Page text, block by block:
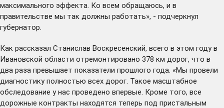
максимального эффекта. Ко всем обращаюсь, и в
правительстве мы так должны работать», - подчеркнул
губернатор.
Как рассказал Станислав Воскресенский, всего в этом году в
Ивановской области отремонтировано 378 км дорог, что в
два раза превышает показатели прошлого года. «Мы провели
диагностику полностью всех дорог. Такое масштабное
обследование у нас проведено впервые. Кроме того, все
дорожные контракты находятся теперь под пристальным